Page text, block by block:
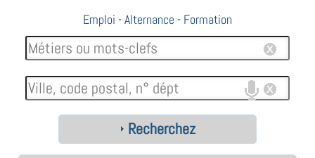
Emploi -Alternance - Formation
Recherchez